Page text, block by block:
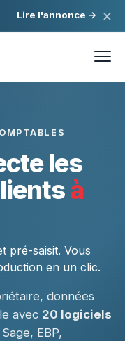
Lire l'annonce → ×
les
à
pré-saisit. Vous
en un clic.
données
avec 20 logiciels
EBP,